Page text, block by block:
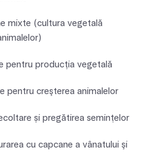
mixte (cultura vegetală
pentru producţia vegetală
pentru creşterea animalelor
și pregătirea semințelor
cu capcane a vânatului şi